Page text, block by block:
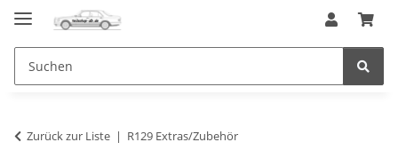
Zurück zur Liste R129 Extras/Zubehör